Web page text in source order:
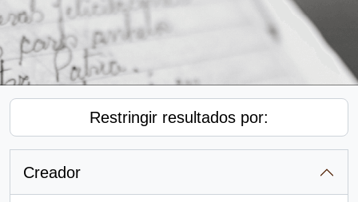
Restringir resultados por:
Creador